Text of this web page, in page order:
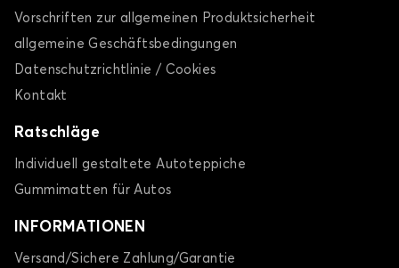
Vorschriften zur allgemeinen Produktsicherheit
allgemeine Geschäftsbedingungen
Datenschutzrichtlinie / Cookies
Kontakt
Ratschläge
Individuell gestaltete Autoteppiche
Gummimatten für Autos
INFORMATIONEN
Versand/Sichere Zahlung/Garantie